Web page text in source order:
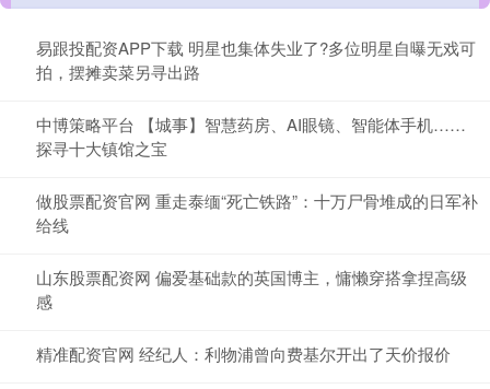
易跟投配资APP下载 明星也集体失业了?多位明星自曝无戏可
拍，摆摊卖菜另寻出路
中博策略平台 【城事】智慧药房、AI眼镜、智能体手机……
探寻十大镇馆之宝
做股票配资官网 重走泰缅“死亡铁路”：十万尸骨堆成的日军补
给线
山东股票配资网 偏爱基础款的英国博主，慵懒穿搭拿捏高级
感
精准配资官网 经纪人：利物浦曾向费基尔开出了天价报价